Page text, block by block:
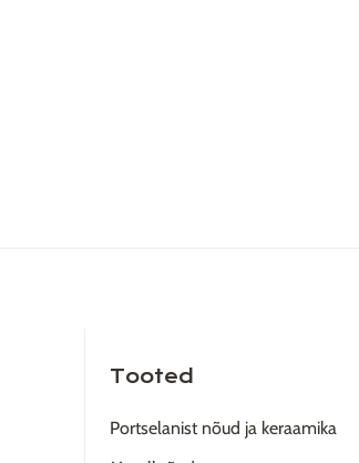
Tooted
Portselanist nõud ja keraamika